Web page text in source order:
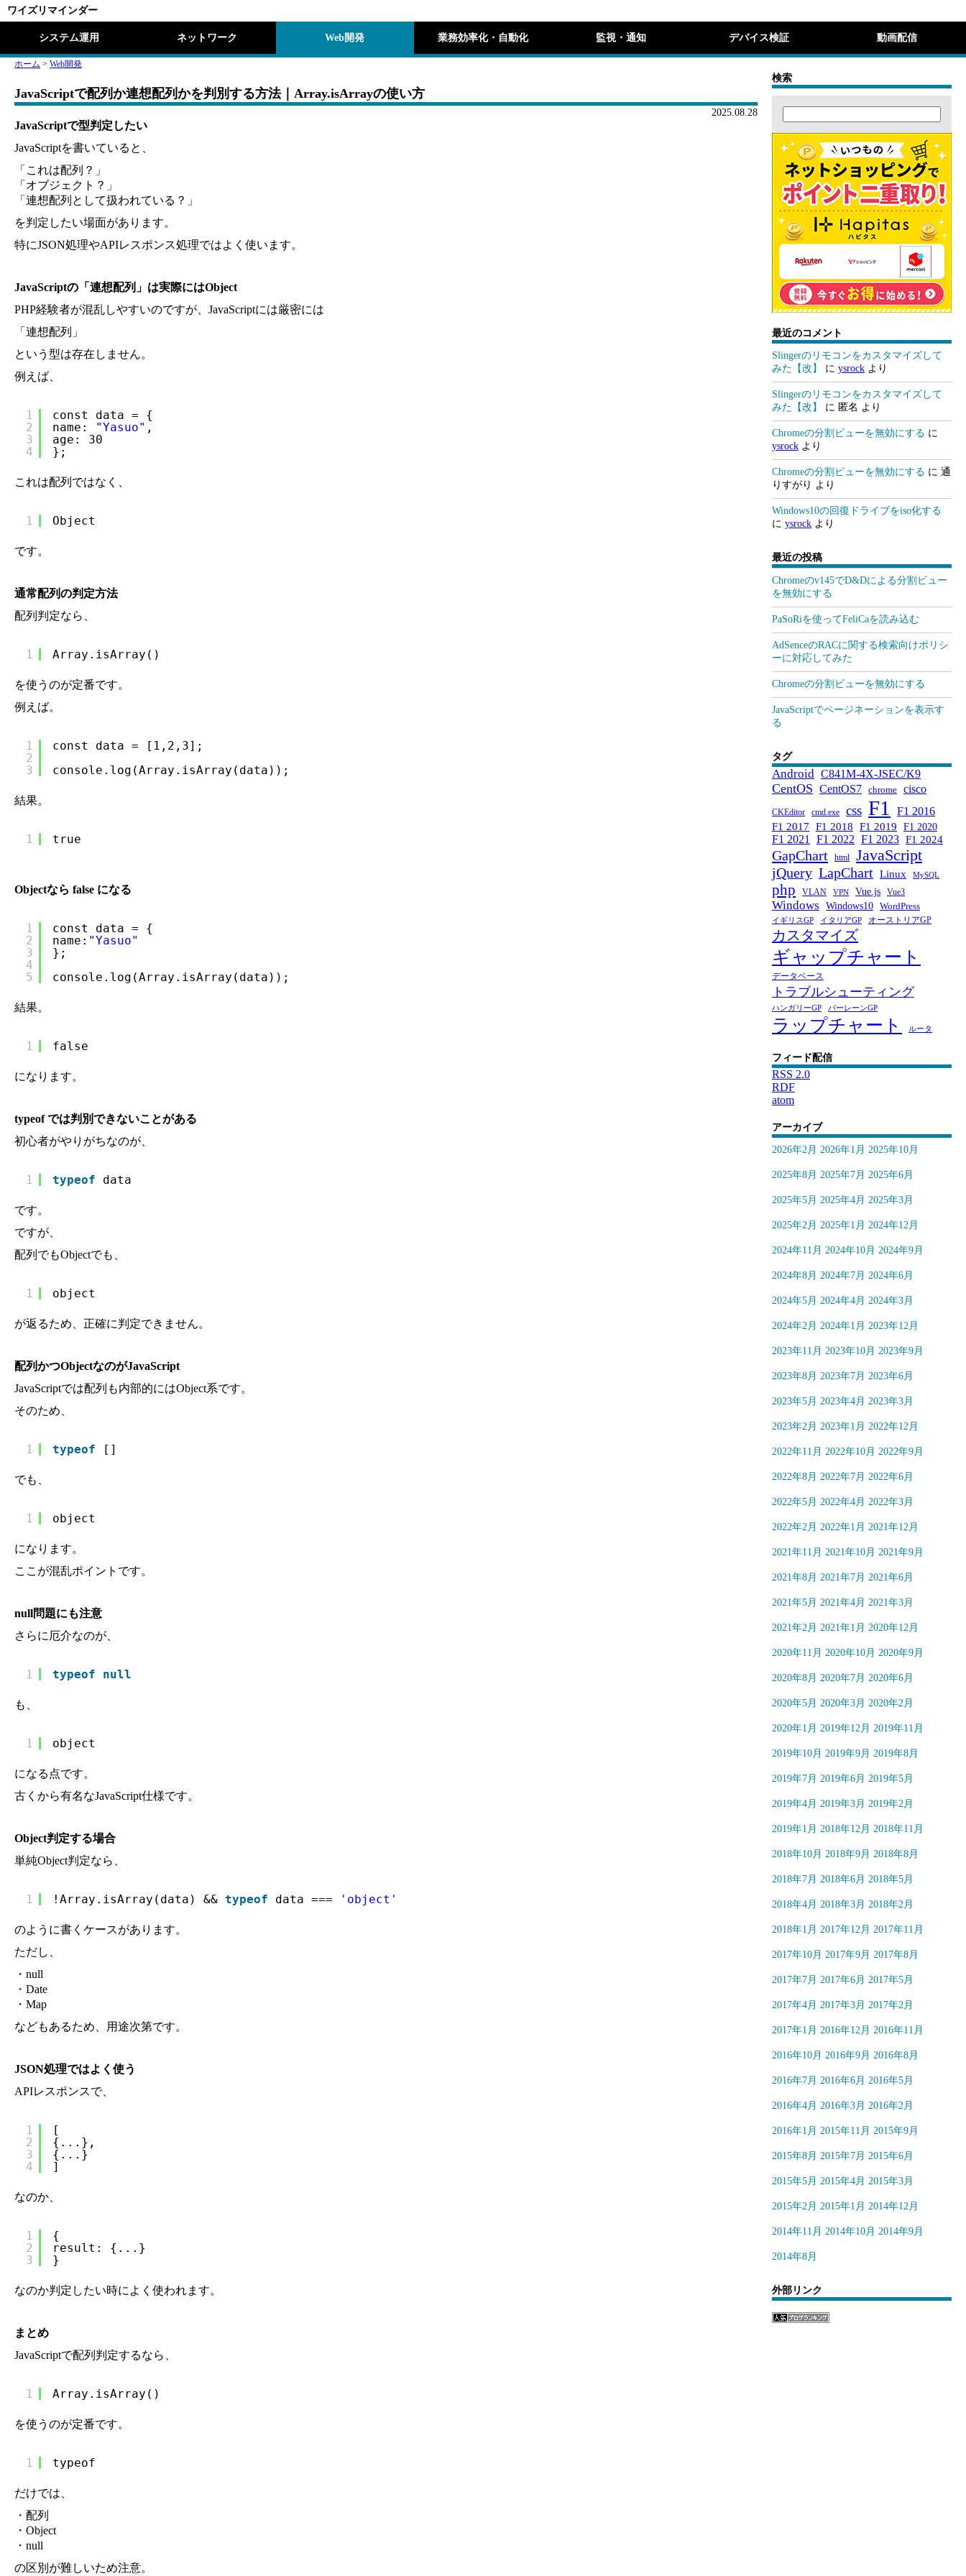
ワイズリマインダー
システム運用 ネットワーク Web開発 業務効率化・自動化 監視・通知 デバイス検証 動画配信
ホーム > Web開発
JavaScriptで配列か連想配列かを判別する方法｜Array.isArrayの使い方
2025.08.28
JavaScriptで型判定したい
JavaScriptを書いていると、
「これは配列？」
「オブジェクト？」
「連想配列として扱われている？」
を判定したい場面があります。
特にJSON処理やAPIレスポンス処理ではよく使います。
JavaScriptの「連想配列」は実際にはObject
PHP経験者が混乱しやすいのですが、JavaScriptには厳密には
「連想配列」
という型は存在しません。
例えば、
1
2
3
4
const data = {
name:
"Yasuo" ,
age: 30
};
これは配列ではなく、
1 Object
です。
通常配列の判定方法
配列判定なら、
1 Array.isArray()
を使うのが定番です。
例えば。
1
2
3
const data = [1,2,3];
console.log(Array.isArray(data));
結果。
1 true
Objectなら false になる
1
2
3
4
5
const data = {
name: "Yasuo"
};
console.log(Array.isArray(data));
結果。
1 false
になります。
typeof では判別できないことがある
初心者がやりがちなのが、
1 typeof data
です。
ですが、
配列でもObjectでも、
1 object
が返るため、正確に判定できません。
配列かつObjectなのがJavaScript
JavaScriptでは配列も内部的にはObject系です。
そのため、
1 typeof []
でも、
1 object
になります。
ここが混乱ポイントです。
null問題にも注意
さらに厄介なのが、
1 typeof null
も、
1 object
になる点です。
古くから有名なJavaScript仕様です。
Object判定する場合
単純Object判定なら、
1 !Array.isArray(data) && typeof data === 'object'
のように書くケースがあります。
ただし、
・null
・Date
・Map
などもあるため、用途次第です。
JSON処理ではよく使う
APIレスポンスで、
1
2
3
4
[
{...},
{...}
]
なのか、
1
2
3
{
result: {...}
}
なのか判定したい時によく使われます。
まとめ
JavaScriptで配列判定するなら、
1 Array.isArray()
を使うのが定番です。
1 typeof
だけでは、
・配列
・Object
・null
の区別が難しいため注意。
検索
最近のコメント
Slingerのリモコンをカスタマイズして
みた【改】
に ysrock より
Slingerのリモコンをカスタマイズして
みた【改】
に 匿名 より
Chromeの分割ビューを無効にする に
ysrock より
Chromeの分割ビューを無効にする に 通
りすがり より
Windows10の回復ドライブをiso化する
に ysrock より
最近の投稿
Chromeのv145でD&Dによる分割ビュー
を無効にする
PaSoRiを使ってFeliCaを読み込む
AdSenceのRACに関する検索向けポリシ
ーに対応してみた
Chromeの分割ビューを無効にする
JavaScriptでページネーションを表示す
る
タグ
Android C841M-4X-JSEC/K9
CentOS CentOS7 chrome cisco
CKEditor cmd.exe css F1
F1 2016
F1 2017 F1 2018 F1 2019 F1 2020
F1 2021 F1 2022 F1 2023 F1 2024
GapChart html JavaScript
jQuery LapChart Linux MySQL
php VLAN VPN Vue.js Vue3
Windows Windows10 WordPress
イギリスGP イタリアGP オーストリアGP
カスタマイズ
ギャップチャート
データベース
トラブルシューティング
ハンガリーGP バーレーンGP
ラップチャート ルータ
フィード配信
RSS 2.0
RDF
atom
アーカイブ
2026年2月 2026年1月 2025年10月
2025年8月 2025年7月 2025年6月
2025年5月 2025年4月 2025年3月
2025年2月 2025年1月 2024年12月
2024年11月 2024年10月 2024年9月
2024年8月 2024年7月 2024年6月
2024年5月 2024年4月 2024年3月
2024年2月 2024年1月 2023年12月
2023年11月 2023年10月 2023年9月
2023年8月 2023年7月 2023年6月
2023年5月 2023年4月 2023年3月
2023年2月 2023年1月 2022年12月
2022年11月 2022年10月 2022年9月
2022年8月 2022年7月 2022年6月
2022年5月 2022年4月 2022年3月
2022年2月 2022年1月 2021年12月
2021年11月 2021年10月 2021年9月
2021年8月 2021年7月 2021年6月
2021年5月 2021年4月 2021年3月
2021年2月 2021年1月 2020年12月
2020年11月 2020年10月 2020年9月
2020年8月 2020年7月 2020年6月
2020年5月 2020年3月 2020年2月
2020年1月 2019年12月 2019年11月
2019年10月 2019年9月 2019年8月
2019年7月 2019年6月 2019年5月
2019年4月 2019年3月 2019年2月
2019年1月 2018年12月 2018年11月
2018年10月 2018年9月 2018年8月
2018年7月 2018年6月 2018年5月
2018年4月 2018年3月 2018年2月
2018年1月 2017年12月 2017年11月
2017年10月 2017年9月 2017年8月
2017年7月 2017年6月 2017年5月
2017年4月 2017年3月 2017年2月
2017年1月 2016年12月 2016年11月
2016年10月 2016年9月 2016年8月
2016年7月 2016年6月 2016年5月
2016年4月 2016年3月 2016年2月
2016年1月 2015年11月 2015年9月
2015年8月 2015年7月 2015年6月
2015年5月 2015年4月 2015年3月
2015年2月 2015年1月 2014年12月
2014年11月 2014年10月 2014年9月
2014年8月
外部リンク